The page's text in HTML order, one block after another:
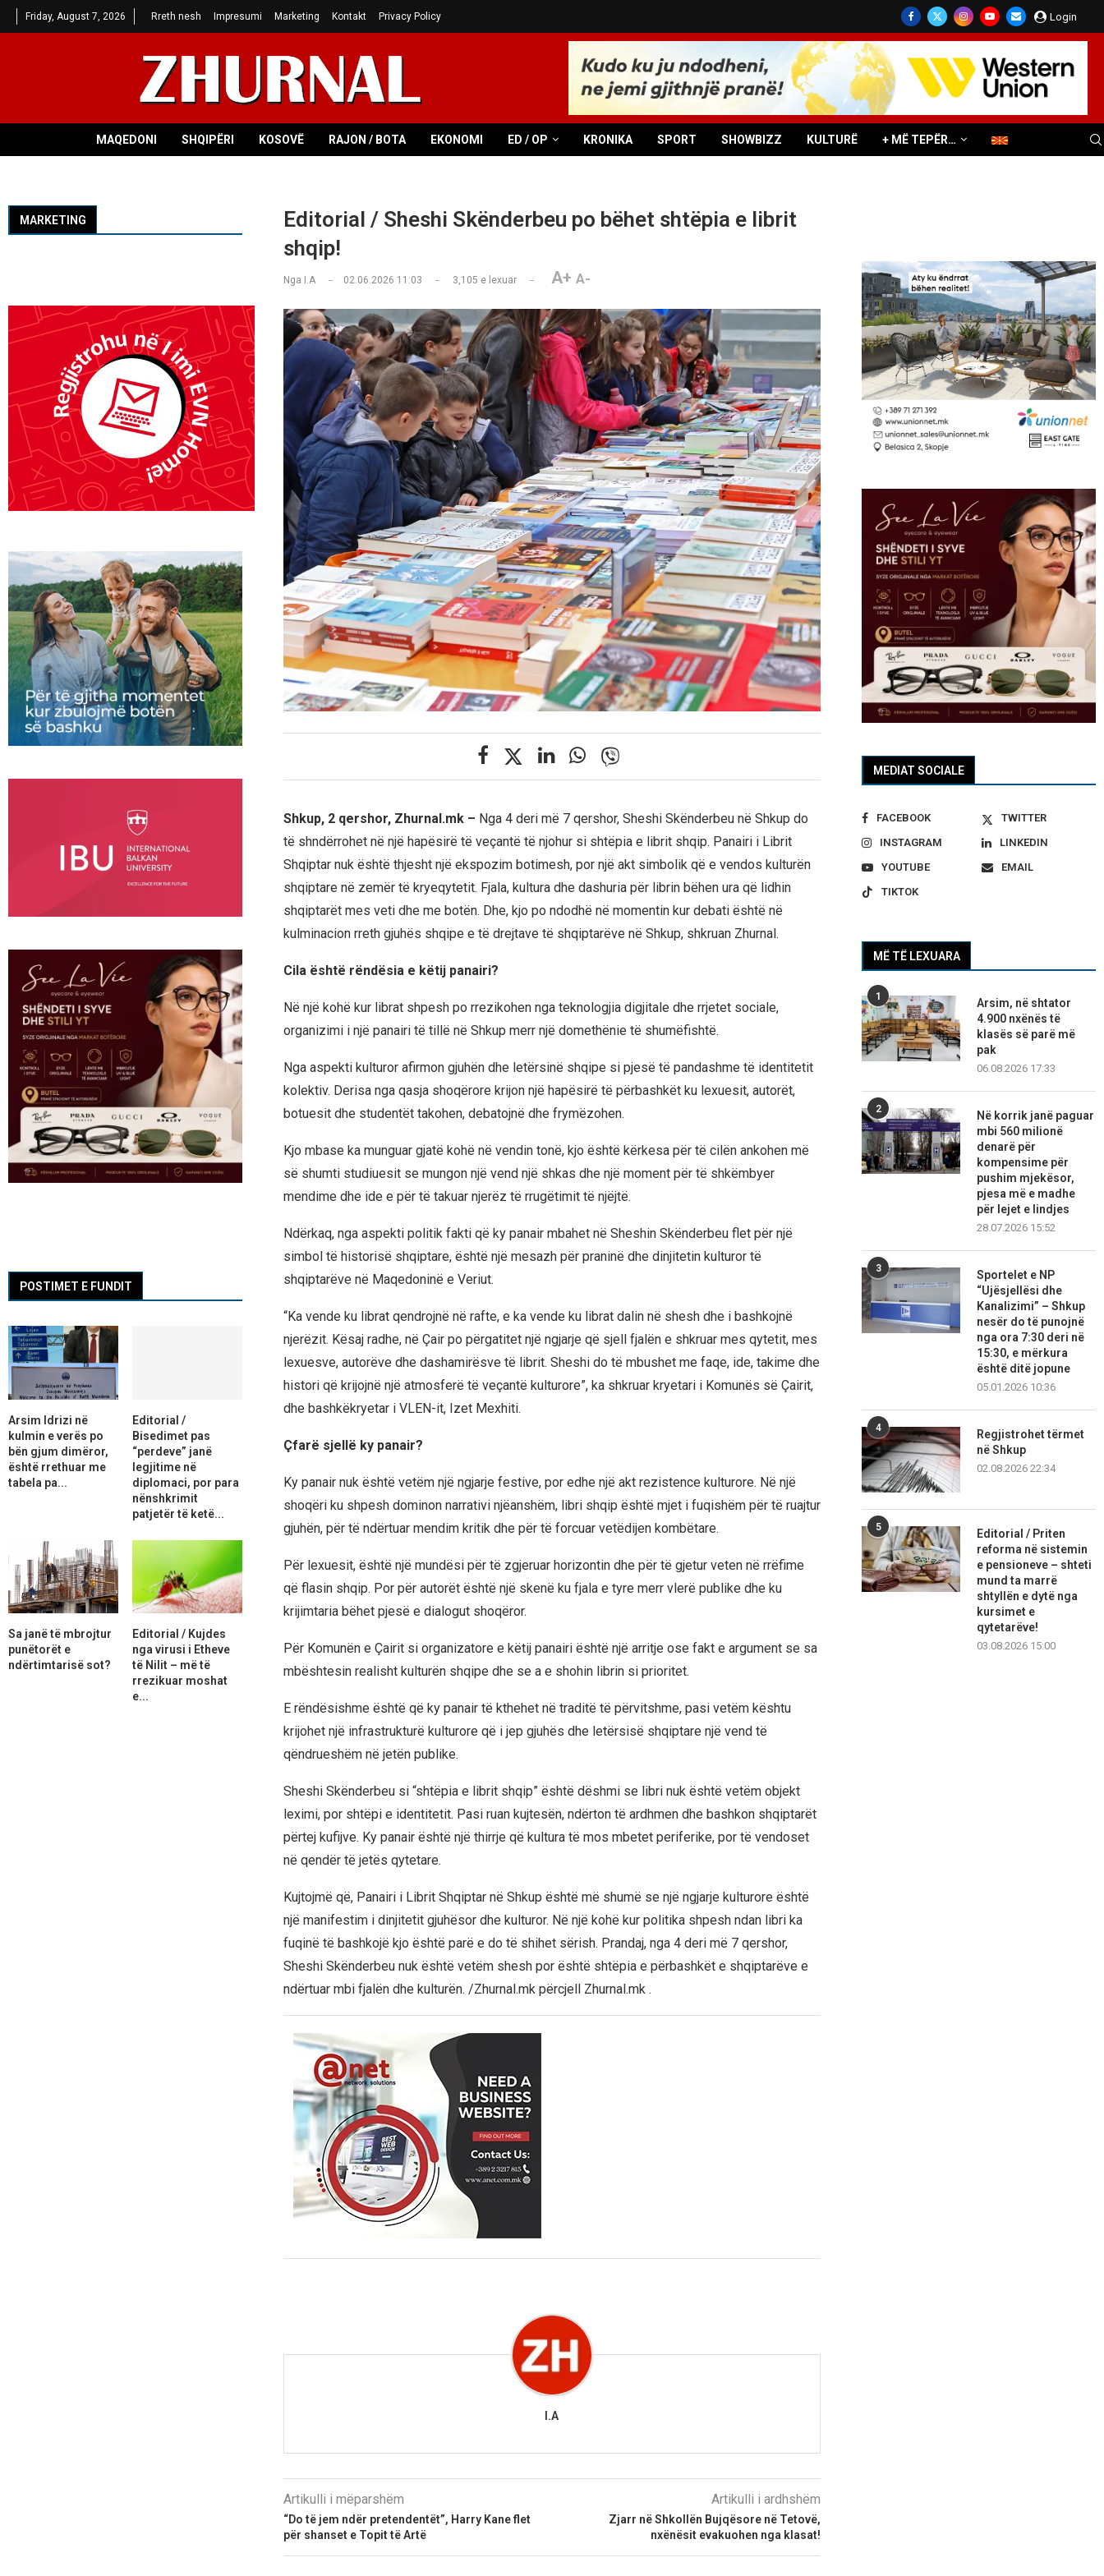
Friday, August 7, 2026 Rreth nesh Impresumi Marketing Kontakt Privacy Policy Login
MAQEDONI SHQIPËRI KOSOVË RAJON / BOTA EKONOMI ED / OP KRONIKA SPORT SHOWBIZZ KULTURË + MË TEPËR…
Editorial / Sheshi Skënderbeu po bëhet shtëpia e librit
shqip!
Nga I.A 02.06.2026 11:03 3,105 e lexuar A+ A-
Shkup, 2 qershor, Zhurnal.mk – Nga 4 deri më 7 qershor, Sheshi Skënderbeu në Shkup do
të shndërrohet në një hapësirë të veçantë të njohur si shtëpia e librit shqip. Panairi i Librit
Shqiptar nuk është thjesht një ekspozim botimesh, por një akt simbolik që e vendos kulturën
shqiptare në zemër të kryeqytetit. Fjala, kultura dhe dashuria për librin bëhen ura që lidhin
shqiptarët mes veti dhe me botën. Dhe, kjo po ndodhë në momentin kur debati është në
kulminacion rreth gjuhës shqipe e të drejtave të shqiptarëve në Shkup, shkruan Zhurnal.
Cila është rëndësia e këtij panairi?
Në një kohë kur librat shpesh po rrezikohen nga teknologjia digjitale dhe rrjetet sociale,
organizimi i një panairi të tillë në Shkup merr një domethënie të shumëfishtë.
Nga aspekti kulturor afirmon gjuhën dhe letërsinë shqipe si pjesë të pandashme të identitetit
kolektiv. Derisa nga qasja shoqërore krijon një hapësirë të përbashkët ku lexuesit, autorët,
botuesit dhe studentët takohen, debatojnë dhe frymëzohen.
Kjo mbase ka munguar gjatë kohë në vendin tonë, kjo është kërkesa për të cilën ankohen më
së shumti studiuesit se mungon një vend një shkas dhe një moment për të shkëmbyer
mendime dhe ide e për të takuar njerëz të rrugëtimit të njëjtë.
Ndërkaq, nga aspekti politik fakti që ky panair mbahet në Sheshin Skënderbeu flet për një
simbol të historisë shqiptare, është një mesazh për praninë dhe dinjitetin kulturor të
shqiptarëve në Maqedoninë e Veriut.
“Ka vende ku librat qendrojnë në rafte, e ka vende ku librat dalin në shesh dhe i bashkojnë
njerëzit. Kësaj radhe, në Çair po përgatitet një ngjarje që sjell fjalën e shkruar mes qytetit, mes
lexuesve, autorëve dhe dashamirësve të librit. Sheshi do të mbushet me faqe, ide, takime dhe
histori që krijojnë një atmosferë të veçantë kulturore”, ka shkruar kryetari i Komunës së Çairit,
dhe bashkëkryetar i VLEN-it, Izet Mexhiti.
Çfarë sjellë ky panair?
Ky panair nuk është vetëm një ngjarje festive, por edhe një akt rezistence kulturore. Në një
shoqëri ku shpesh dominon narrativi njëanshëm, libri shqip është mjet i fuqishëm për të ruajtur
gjuhën, për të ndërtuar mendim kritik dhe për të forcuar vetëdijen kombëtare.
Për lexuesit, është një mundësi për të zgjeruar horizontin dhe për të gjetur veten në rrëfime
që flasin shqip. Por për autorët është një skenë ku fjala e tyre merr vlerë publike dhe ku
krijimtaria bëhet pjesë e dialogut shoqëror.
Për Komunën e Çairit si organizatore e këtij panairi është një arritje ose fakt e argument se sa
mbështesin realisht kulturën shqipe dhe se a e shohin librin si prioritet.
E rëndësishme është që ky panair të kthehet në traditë të përvitshme, pasi vetëm kështu
krijohet një infrastrukturë kulturore që i jep gjuhës dhe letërsisë shqiptare një vend të
qëndrueshëm në jetën publike.
Sheshi Skënderbeu si “shtëpia e librit shqip” është dëshmi se libri nuk është vetëm objekt
leximi, por shtëpi e identitetit. Pasi ruan kujtesën, ndërton të ardhmen dhe bashkon shqiptarët
përtej kufijve. Ky panair është një thirrje që kultura të mos mbetet periferike, por të vendoset
në qendër të jetës qytetare.
Kujtojmë që, Panairi i Librit Shqiptar në Shkup është më shumë se një ngjarje kulturore është
një manifestim i dinjitetit gjuhësor dhe kulturor. Në një kohë kur politika shpesh ndan libri ka
fuqinë të bashkojë kjo është parë e do të shihet sërish. Prandaj, nga 4 deri më 7 qershor,
Sheshi Skënderbeu nuk është vetëm shesh por është shtëpia e përbashkët e shqiptarëve e
ndërtuar mbi fjalën dhe kulturën. /Zhurnal.mk përcjell Zhurnal.mk .
I.A
Artikulli i mëparshëm
“Do të jem ndër pretendentët”, Harry Kane flet
për shanset e Topit të Artë
Artikulli i ardhshëm
Zjarr në Shkollën Bujqësore në Tetovë,
nxënësit evakuohen nga klasat!
MEDIAT SOCIALE
FACEBOOK
TWITTER
INSTAGRAM
LINKEDIN
YOUTUBE
EMAIL
TIKTOK
MË TË LEXUARA
1
Arsim, në shtator
4.900 nxënës të
klasës së parë më
pak
06.08.2026 17:33
2
Në korrik janë paguar
mbi 560 milionë
denarë për
kompensime për
pushim mjekësor,
pjesa më e madhe
për lejet e lindjes
28.07.2026 15:52
3
Sportelet e NP
“Ujësjellësi dhe
Kanalizimi” – Shkup
nesër do të punojnë
nga ora 7:30 deri në
15:30, e mërkura
është ditë jopune
05.01.2026 10:36
4
Regjistrohet tërmet
në Shkup
02.08.2026 22:34
5
Editorial / Priten
reforma në sistemin
e pensioneve – shteti
mund ta marrë
shtyllën e dytë nga
kursimet e
qytetarëve!
03.08.2026 15:00
MARKETING
POSTIMET E FUNDIT
Arsim Idrizi në
kulmin e verës po
bën gjum dimëror,
është rrethuar me
tabela pa...
Editorial /
Bisedimet pas
“perdeve” janë
legjitime në
diplomaci, por para
nënshkrimit
patjetër të ketë...
Sa janë të mbrojtur
punëtorët e
ndërtimtarisë sot?
Editorial / Kujdes
nga virusi i Etheve
të Nilit – më të
rrezikuar moshat
e...